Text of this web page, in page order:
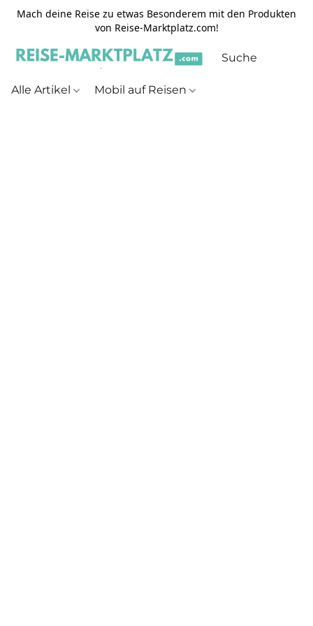
Mach deine Reise zu etwas Besonderem mit den Produkten
von Reise-Marktplatz.com!
Alle Artikel Mobil auf Reisen